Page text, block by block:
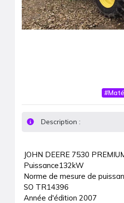
#
Description :
JOHN DEERE 7530
Puissance132kW
Norme de mesure de
SO TR14396
Année d'édition 2007